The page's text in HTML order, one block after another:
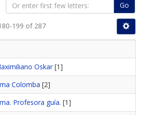
Go
199 of 287
Oskar[1]
Colomba [2]
Profesora guía. [1]